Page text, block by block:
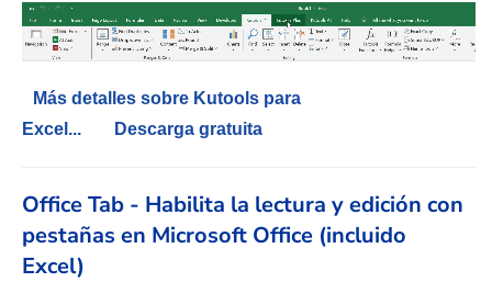
Más detalles sobre Kutools para
Excel...
Descarga gratuita
Office Tab - Habilita la lectura y edición con
pestañas en Microsoft Office (incluido
Excel)